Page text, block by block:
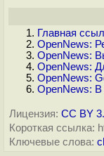
Главная
OpenNews:
OpenNews:
OpenNews:
OpenNews:
OpenNews: В
Лицензия: CC BY
Короткая ссылка:
Ключевые слова: